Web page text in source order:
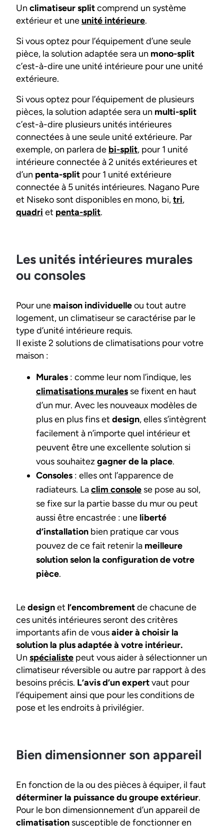
Un climatiseur splitcomprend un système
extérieur et uneunité intérieure.
Si vous optez pour l’équipement d’une seule
pièce, la solution adaptée sera un mono-split
c’est-à-dire une unité intérieure pour une unité
extérieure.
Si vous optez pour l’équipement de plusieurs
pièces, la solution adaptée sera un multi-split
c’est-à-dire plusieurs unités intérieures
connectées à une seule unité extérieure. Par
exemple, on parlera de bi-split, pour 1 unité
intérieure connectée à 2 unités extérieures et
d’un penta-split pour 1 unité extérieure
connectée à 5 unités intérieures. Nagano Pure
et Niseko sont disponibles en mono, bi,tri,
quadri et penta-split.
Les unités intérieures murales
ou consoles
Pour une maison individuelleou tout autre
logement, un climatiseur se caractérise par le
type d’unité intérieure requis.
Il existe 2 solutions de climatisations pour votre
maison :
Murales : comme leur nom l’indique, les
climatisations murales se fixent en haut
d’un mur. Avec les nouveaux modèles de
plus en plus fins et design, elles s’intègrent
facilement à n’importe quel intérieur et
peuvent être une excellente solution si
vous souhaitez gagner de la place.
Consoles : elles ont l’apparence de
radiateurs. Laclim console se pose au sol,
se fixe sur la partie basse du mur ou peut
aussi être encastrée : une liberté
d’installation bien pratique car vous
pouvez de ce fait retenir la meilleure
solution selon la configuration de votre
pièce.
Ledesignet l’encombrementde chacune de
ces unités intérieures seront des critères
importants afin de vousaider à choisir la
solution la plus adaptée à votre intérieur.
Un spécialiste peut vous aider à sélectionner un
climatiseur réversible ou autre par rapport à des
besoins précis. L’avis d’un expertvaut pour
l’équipement ainsi que pour les conditions de
pose et les endroits à privilégier.
Bien dimensionner son appareil
En fonction de la ou des pièces à équiper, il faut
déterminer la puissance du groupe extérieur.
Pour le bon dimensionnement d’un appareil de
climatisation susceptible de fonctionner en